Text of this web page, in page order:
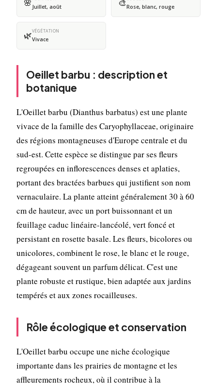
🌸 Juillet, août 🎨Rose, blanc, rouge
🌿VÉGÉTATION
Vivace
Oeillet barbu : description et
botanique
L'Oeillet barbu (Dianthus barbatus) est une plante
vivace de la famille des Caryophyllaceae, originaire
des régions montagneuses d'Europe centrale et du
sud-est. Cette espèce se distingue par ses fleurs
regroupées en inflorescences denses et aplaties,
portant des bractées barbues qui justifient son nom
vernaculaire. La plante atteint généralement 30 à 60
cm de hauteur, avec un port buissonnant et un
feuillage caduc linéaire-lancéolé, vert foncé et
persistant en rosette basale. Les fleurs, bicolores ou
unicolores, combinent le rose, le blanc et le rouge,
dégageant souvent un parfum délicat. C'est une
plante robuste et rustique, bien adaptée aux jardins
tempérés et aux zones rocailleuses.
Rôle écologique et conservation
L'Oeillet barbu occupe une niche écologique
importante dans les prairies de montagne et les
affleurements rocheux, où il contribue à la